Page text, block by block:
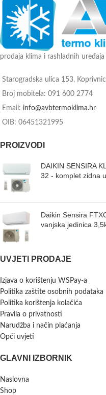
prodaja klima i rashladnih uređaja
Starogradska ulica 153,
Broj mobitela: 091 600 2774
Email: info@avbtermoklima.hr
OIB: 06451321995
PROIZVODI
DAIKIN SENSIRA
32 - komplet zidna
Daikin Sensira
vanjska jedinica
UVJETI PRODAJE
Izjava o korištenju WSPay-a
Politika zaštite osobnih podataka
Politika korištenja kolačića
Pravila o privatnosti
Narudžba i način plaćanja
Opći uvjeti
GLAVNI IZBORNIK
Naslovna
Shop